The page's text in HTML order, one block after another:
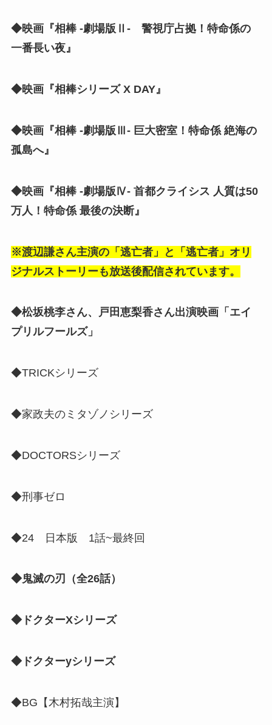
◆映画『相棒 -劇場版Ⅱ- 警視庁占拠！特命係の
一番長い夜』
◆映画『相棒シリーズ X DAY』
◆映画『相棒 -劇場版Ⅲ- 巨大密室！特命係 絶海の
孤島へ』
◆映画『相棒 -劇場版Ⅳ- 首都クライシス 人質は50
万人！特命係 最後の決断』
※渡辺謙さん主演の「逃亡者」と「逃亡者」オリ
ジナルストーリーも放送後配信されています。
◆松坂桃李さん、戸田恵梨香さん出演映画「エイ
プリルフールズ」
◆TRICKシリーズ
◆家政夫のミタゾノシリーズ
◆DOCTORSシリーズ
◆刑事ゼロ
◆24 日本版 1話~最終回
◆鬼滅の刃（全26話）
◆ドクターXシリーズ
◆ドクターyシリーズ
◆BG【木村拓哉主演】